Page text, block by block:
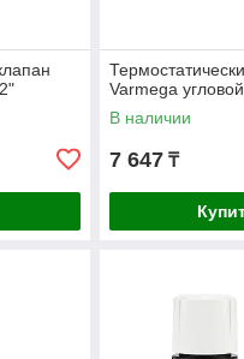
Varmega
В наличии
7 647 ₸